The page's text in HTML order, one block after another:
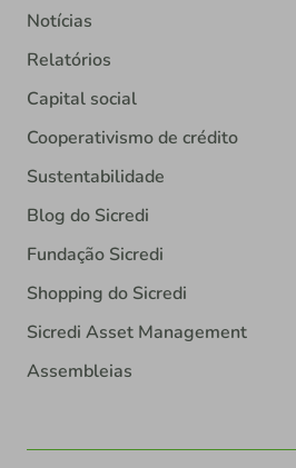
Notícias
Relatórios
Capital social
Cooperativismo de crédito
Sustentabilidade
Blog do Sicredi
Fundação Sicredi
Shopping do Sicredi
Sicredi Asset Management
Assembleias